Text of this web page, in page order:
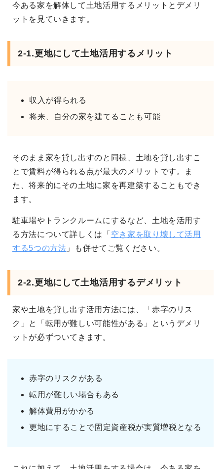
今ある家を解体して土地活用するメリットとデメリ
ットを見ていきます。
2-1.更地にして土地活用するメリット
収入が得られる
将来、自分の家を建てることも可能
そのまま家を貸し出すのと同様、土地を貸し出すこ
とで賃料が得られる点が最大のメリットです。ま
た、将来的にその土地に家を再建築することもでき
ます。
駐車場やトランクルームにするなど、土地を活用す
る方法について詳しくは「 空き家を取り壊して活用
する5つの方法 」も併せてご覧ください。
2-2.更地にして土地活用するデメリット
家や土地を貸し出す活用方法には、「赤字のリス
ク」と「転用が難しい可能性がある」というデメリ
ットが必ずついてきます。
赤字のリスクがある
転用が難しい場合もある
解体費用がかかる
更地にすることで固定資産税が実質増税となる